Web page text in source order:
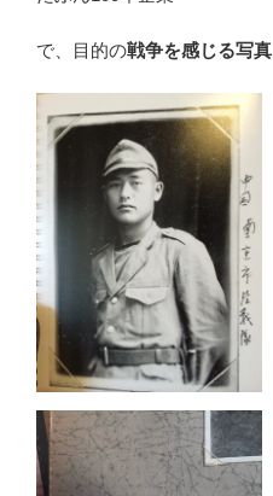
で、目的の戦争を感じる写真